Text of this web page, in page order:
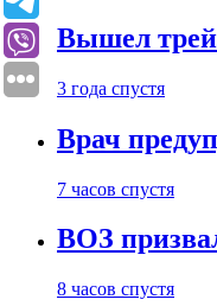
Вышел
3 года спустя
Врач
7 часов спустя
ВОЗ
8 часов спустя